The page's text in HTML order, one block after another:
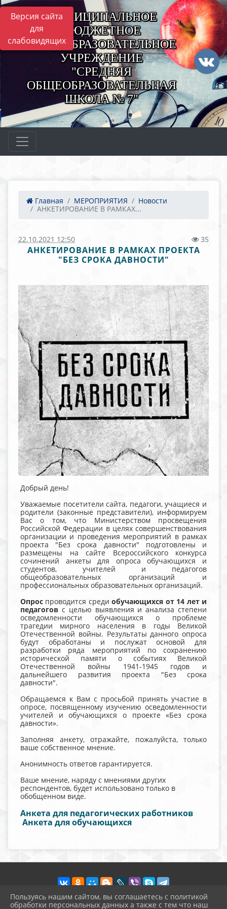
Версия сайта
для
слабовидящих
МУНИЦИПАЛЬНОЕ
БЮДЖЕТНОЕ
ОБЩЕОБРАЗОВАТЕЛЬНОЕ
УЧРЕЖДЕНИЕ
"СРЕДНЯЯ
ОБЩЕОБРАЗОВАТЕЛЬНАЯ
ШКОЛА № 7"
Главная МЕРОПРИЯТИЯ
Новости
АНКЕТИРОВАНИЕ В РАМКАХ...
22.10.2021 12:50 35
АНКЕТИРОВАНИЕ В РАМКАХ ПРОЕКТА
"БЕЗ СРОКА ДАВНОСТИ"
Добрый день!
Уважаемые посетители сайта, педагоги, учащиеся и
родители (законные представители), информируем
Вас о том, что Министерством просвещения
Российской Федерации в целях совершенствования
организации и проведения мероприятий в рамках
проекта "Без срока давности" подготовлены и
размещены на сайте Всероссийского конкурса
сочинений анкеты для опроса обучающихся и
студентов, учителей и педагогов
общеобразовательных организаций и
профессиональных образовательных организаций.
Опрос проводится средиобучающихся от 14 лет и
педагогов с целью выявления и анализа степени
осведомленности обучающихся о проблеме
трагедии мирного населения в годы Великой
Отечественной войны. Результаты данного опроса
будут обработаны и послужат основой для
разработки ряда мероприятий по сохранению
исторической памяти о событиях Великой
Отечественной войны 1941-1945 годов и
дальнейшего развития проекта "Без срока
давности".
Обращаемся к Вам с просьбой принять участие в
опросе, посвященному изучению осведомленности
учителей и обучающихся о проекте «Без срока
давности».
Заполняя анкету, отражайте, пожалуйста, только
ваше собственное мнение.
Анонимность ответов гарантируется.
Ваше мнение, наряду с мнениями других
респондентов, будет использовано только в
обобщенном виде.
Анкета для педагогических работников
Анкета для обучающихся
Пользуясь нашим сайтом, вы соглашаетесь с политикой
обработки персональных данных а также с тем что наш